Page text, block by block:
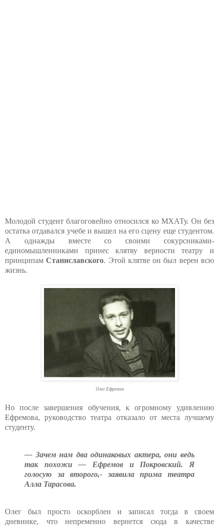
Молодой студент благоговейно относился ко МХАТу. Он без
остатка отдавался учебе и вышел на его сцену еще студентом.
А однажды вместе со своими сокурсниками-
единомышленниками принес клятву верности театру и
принципамСтаниславского. Этой клятве он был верен всю
жизнь.
Олег Ефремов
Но после завершения обучения, к огромному удивлению
Ефремова, руководство театра отказало от места лучшему
студенту.
— Зачем нам два одинаковых актера, они ведь
так похожи — Ефремов и Покровский. Я
голосую за второго,- заявила прима театра
Алла Тарасова.
Олег был просто оскорблен и записал тогда в своем
дневнике, что непременно вернется сюда в качестве